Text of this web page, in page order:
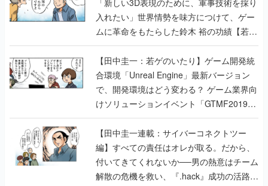
入れたい」世界情勢を味方につけて、ゲー
ムに革命をもたらした鈴木 裕の功績【若ゲ
のいたり】
【田中圭一：若ゲのいたり】ゲーム開発統
合環境「Unreal Engine」最新バージョン
で、開発環境はどう変わる？ ゲーム業界向
けソリューションイベント「GTMF2019」
に行って、より理解を深めよう【PR】
【田中圭一連載：サイバーコネクトツー
編】すべての責任はオレが取る。だから、
付いてきてくれないか──男の熱意はチーム
解散の危機を救い、『.hack』成功の活路を